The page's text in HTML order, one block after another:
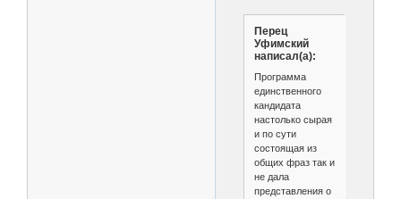
Перец
Уфимский
написал(а):
Программа
единственного
кандидата
настолько сырая
и по сути
состоящая из
общих фраз так и
не дала
представления о